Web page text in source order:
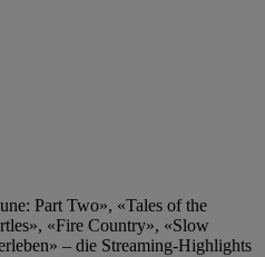
Part Two», «Tales of the
«Fire Country», «Slow
– die Streaming-Highlights